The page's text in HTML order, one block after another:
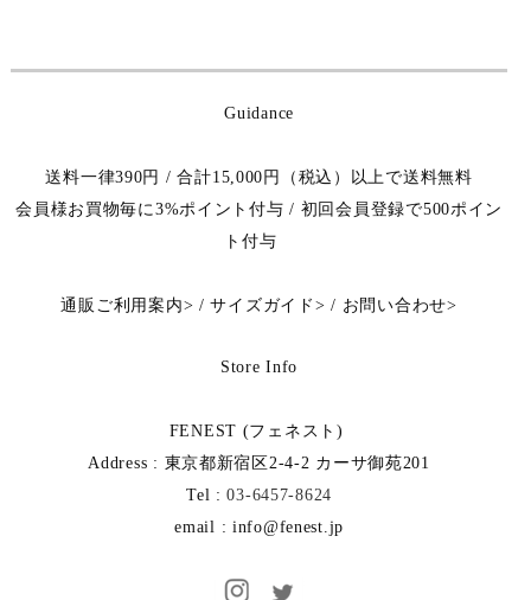
Guidance
送料一律390円 / 合計15,000円（税込）以上で送料無料
会員様お買物毎に3%ポイント付与 / 初回会員登録で500ポイン
ト付与
通販ご利用案内> /サイズガイド> / お問い合わせ>
Store Info
FENEST (フェネスト)
Address : 東京都新宿区2-4-2 カーサ御苑201
Tel :03-6457-8624
email : info@fenest.jp